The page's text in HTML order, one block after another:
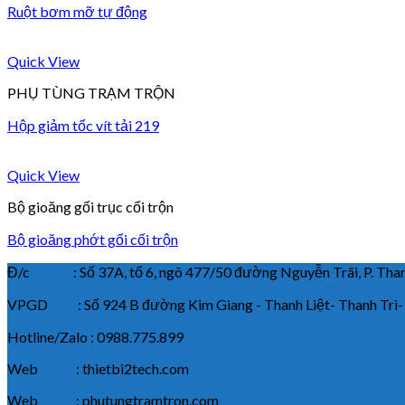
Ruột bơm mỡ tự động
Quick View
PHỤ TÙNG TRẠM TRỘN
Hộp giảm tốc vít tải 219
Quick View
Bộ gioăng gối trục cối trộn
Bộ gioăng phớt gối cối trộn
Đ/c : Số 37A, tổ 6, ngõ 477/50 đường Nguyễn Trãi, P. Thanh
VPGD : Số 924 B đường Kim Giang - Thanh Liệt- Thanh
Hotline/Zalo : 0988.775.899
Web : thietbi2tech.com
Web : phutungtramtron.com